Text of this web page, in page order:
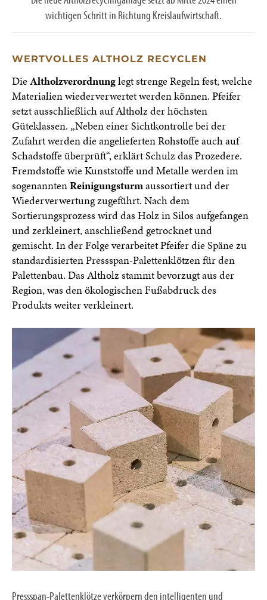
wichtigen Schritt in Richtung Kreislaufwirtschaft.
WERTVOLLES ALTHOLZ RECYCLEN
DieAltholzverordnunglegt strenge Regeln fest, welche
Materialien wiederverwertet werden können. Pfeifer
setzt ausschließlich auf Altholz der höchsten
Güteklassen. „Neben einer Sichtkontrolle bei der
Zufahrt werden die angelieferten Rohstoffe auch auf
Schadstoffe überprüft“, erklärt Schulz das Prozedere.
Fremdstoffe wie Kunststoffe und Metalle werden im
sogenanntenReinigungsturmaussortiert und der
Wiederverwertung zugeführt. Nach dem
Sortierungsprozess wird das Holz in Silos aufgefangen
und zerkleinert, anschließend getrocknet und
gemischt. In der Folge verarbeitet Pfeifer die Späne zu
standardisierten Pressspan-Palettenklötzen für den
Palettenbau. Das Altholz stammt bevorzugt aus der
Region, was den ökologischen Fußabdruck des
Produkts weiter verkleinert.
Pressspan-Palettenklötze verkörpern den intelligenten und